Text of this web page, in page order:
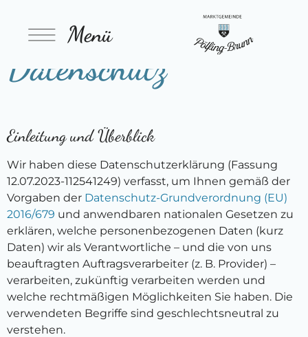
Menü
Datenschutz
Einleitung und Überblick
Wir haben diese Datenschutzerklärung (Fassung
12.07.2023-112541249) verfasst, um Ihnen gemäß der
Vorgaben der Datenschutz-Grundverordnung (EU)
2016/679 und anwendbaren nationalen Gesetzen zu
erklären, welche personenbezogenen Daten (kurz
Daten) wir als Verantwortliche – und die von uns
beauftragten Auftragsverarbeiter (z. B. Provider) –
verarbeiten, zukünftig verarbeiten werden und
welche rechtmäßigen Möglichkeiten Sie haben. Die
verwendeten Begriffe sind geschlechtsneutral zu
verstehen.